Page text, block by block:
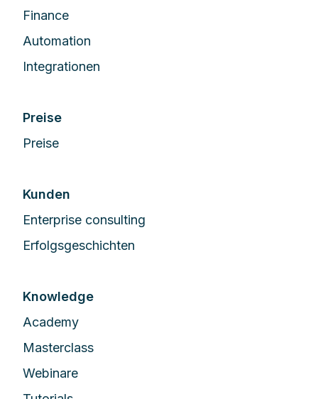
Finance
Automation
Integrationen
Preise
Preise
Kunden
Enterprise сonsulting
Erfolgsgeschichten
Knowledge
Academy
Masterclass
Webinare